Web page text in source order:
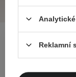
Reklamní